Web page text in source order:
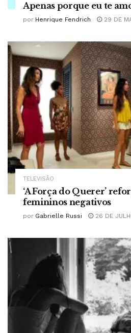
Apenas porque eu te
por Henrique Fendrich 29 DE
TELEVISÃO
‘A Força do Querer’
femininos negativos
por Gabrielle Russi 26 DE